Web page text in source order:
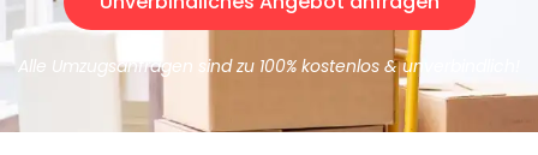
Alle Umzugsanfragen sind zu 100% kostenlos & unverbindlich!